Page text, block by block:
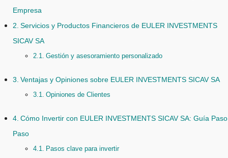
Empresa
Servicios y Productos Financieros de EULER INVESTMENTS
SICAV SA
Gestión y asesoramiento personalizado
Ventajas y Opiniones sobre EULER INVESTMENTS SICAV SA
Opiniones de Clientes
Cómo Invertir con EULER INVESTMENTS SICAV SA: Guía
Paso
Pasos clave para invertir